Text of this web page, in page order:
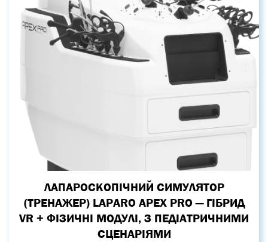
ЛАПАРОСКОПІЧНИЙ СИМУЛЯТОР
(ТРЕНАЖЕР) LAPARO APEX PRO — ГІБРИД
VR + ФІЗИЧНІ МОДУЛІ, З ПЕДІАТРИЧНИМИ
СЦЕНАРІЯМИ